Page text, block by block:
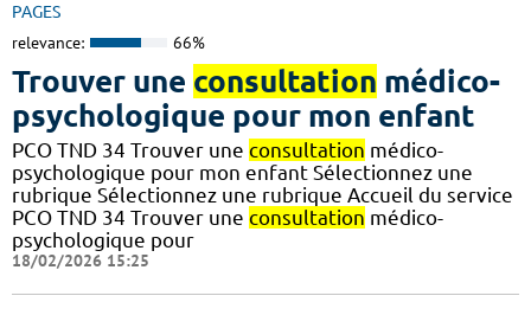
PAGES
relevance: 66%
Trouver une consultation médico-
psychologique pour mon enfant
PCO TND 34 Trouver une consultation médico-
psychologique pour mon enfant Sélectionnez une
rubrique Sélectionnez une rubrique Accueil du service
PCO TND 34 Trouver une consultation médico-
psychologique pour
18/02/2026 15:25